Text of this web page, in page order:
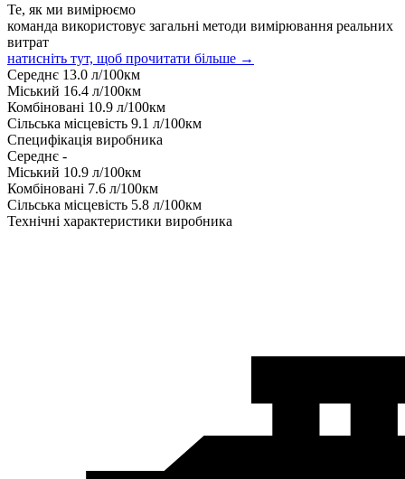
Те, як ми вимірюємо
команда використовує загальні методи вимірювання реальних
витрат
натисніть тут, щоб прочитати більше →
Середнє 13.0 л/100км
Міський 16.4 л/100км
Комбіновані 10.9 л/100км
Сільська місцевість 9.1 л/100км
Специфікація виробника
Середнє -
Міський 10.9 л/100км
Комбіновані 7.6 л/100км
Сільська місцевість 5.8 л/100км
Технічні характеристики виробника